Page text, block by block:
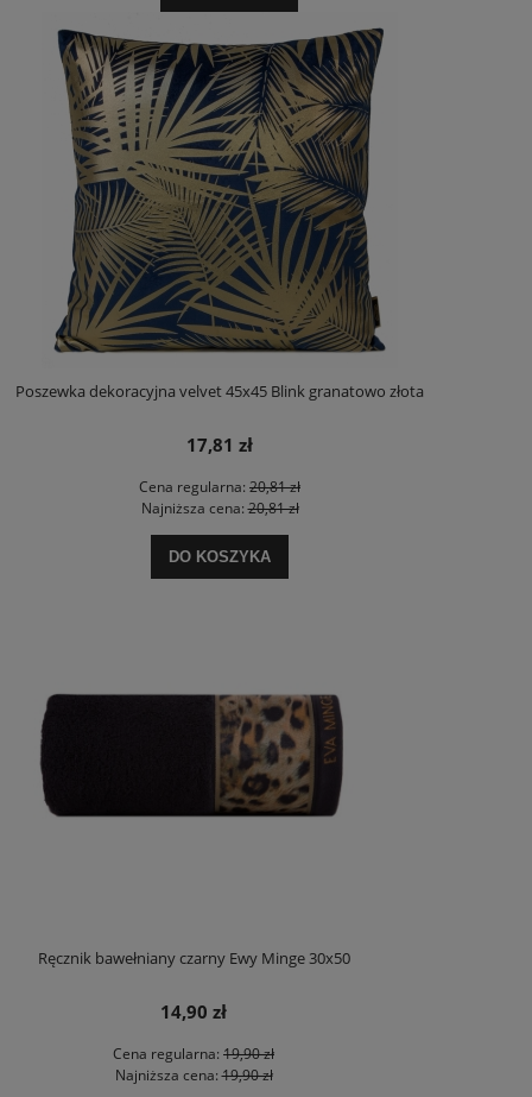
Poszewka dekoracyjna velvet 45x45 Blink granatowo złota
17,81 zł
Cena regularna: 20,81 zł
Najniższa cena:20,81 zł
DO KOSZYKA
Ręcznik bawełniany czarny Ewy Minge 30x50
14,90 zł
Cena regularna: 19,90 zł
Najniższa cena:19,90 zł